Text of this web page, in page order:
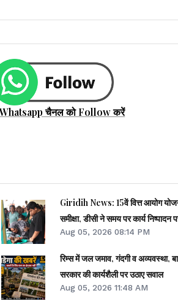
Whatsapp चैनल को Follow करें
Giridih News: 15वें वित्त आयोग
समीक्षा, डीसी ने समय पर कार्य निष्पादन
Aug 05, 2026 08:14 PM
रिम्स में जल जमाव, गंदगी व अव्यवस्था,
सरकार की कार्यशैली पर उठाए सवाल
Aug 05, 2026 11:48 AM